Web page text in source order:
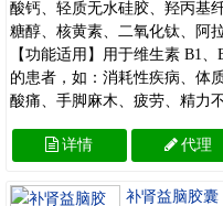
酸钙、轻质无水硅胶、羟丙基
糖醇、核黄素、二氧化钛、阿
【功能适用】用于维生素 B1
的患者，如：消耗性疾病、体
酸痛、手脚麻木、疲劳、精力
详情 代理
补肾益脑胶囊